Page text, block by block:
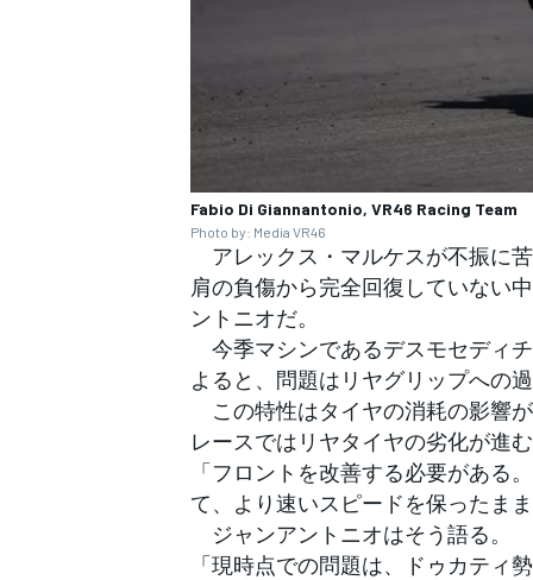
Fabio Di Giannantonio, VR46 Racing Team
Photo by: Media VR46
アレックス・マルケスが不振に
肩の負傷から完全回復していない
ントニオだ。
今季マシンであるデスモセディ
よると、問題はリヤグリップへの
この特性はタイヤの消耗の影響
レースではリヤタイヤの劣化が進
「フロントを改善する必要がある
て、より速いスピードを保ったま
ジャンアントニオはそう語る。
「現時点での問題は、ドゥカティ